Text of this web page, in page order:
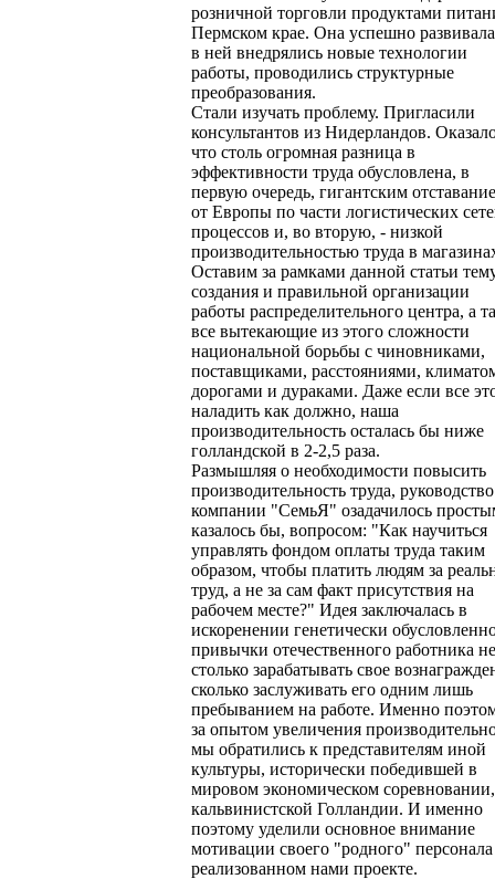
розничной торговли продуктами
Пермском крае. Она успешно
в ней внедрялись новые технологии
работы, проводились структурные
преобразования.
Стали изучать проблему. Пригласили
консультантов из Нидерландов.
что столь огромная разница в
эффективности труда обусловлена, в
первую очередь, гигантским
от Европы по части логистических
процессов и, во вторую, - низкой
производительностью труда в
Оставим за рамками данной статьи
создания и правильной организации
работы распределительного центра, а
все вытекающие из этого сложности
национальной борьбы с чиновниками,
поставщиками, расстояниями,
дорогами и дураками. Даже если все
наладить как должно, наша
производительность осталась бы ниже
голландской в 2-2,5 раза.
Размышляя о необходимости повысить
производительность труда, руководство
компании "СемьЯ" озадачилось
казалось бы, вопросом: "Как научиться
управлять фондом оплаты труда таким
образом, чтобы платить людям за
труд, а не за сам факт присутствия на
рабочем месте?" Идея заключалась в
искоренении генетически
привычки отечественного работника не
столько зарабатывать свое
сколько заслуживать его одним лишь
пребыванием на работе. Именно
за опытом увеличения
мы обратились к представителям иной
культуры, исторически победившей в
мировом экономическом
кальвинистской Голландии. И именно
поэтому уделили основное внимание
мотивации своего "родного"
реализованном нами проекте.